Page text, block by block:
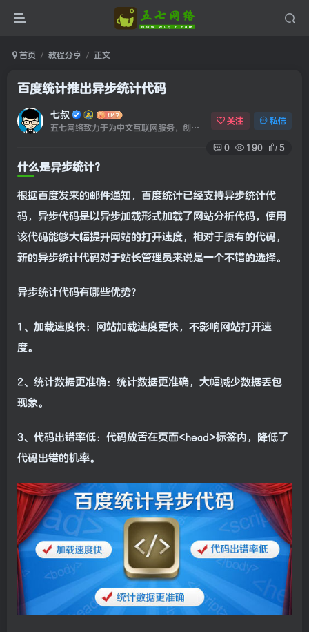
首页 教程分享 正文
百度统计推出异步统计代码
七叔
五七网络致力于为中文互联网服务，创建于2020年09月20日！
关注 私信
0 190 5
什么是异步统计？
根据百度发来的邮件通知，百度统计已经支持异步统计代
码，异步代码是以异步加载形式加载了网站分析代码，使用
该代码能够大幅提升网站的打开速度，相对于原有的代码，
新的异步统计代码对于站长管理员来说是一个不错的选择。
异步统计代码有哪些优势？
1、加载速度快：网站加载速度更快，不影响网站打开速
度。
2、统计数据更准确：统计数据更准确，大幅减少数据丢包
现象。
3、代码出错率低：代码放置在页面<head>标签内，降低了
代码出错的机率。